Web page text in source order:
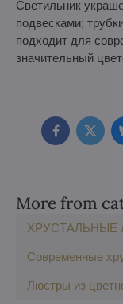
Светильник
подвесками;
подходит для
значительный
FacebookTwitter
More from
ХРУСТАЛЬНЫЕ
Современные
Люстры из